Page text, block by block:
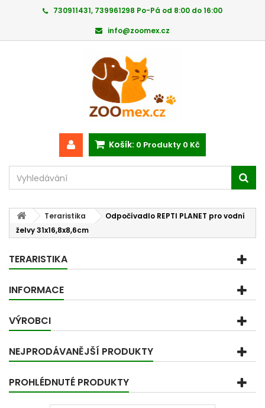
730911431, 739961298 Po-Pá od 8:00 do 16:00
info@zoomex.cz
Košík: 0 Produkty 0 Kč
Teraristika
Odpočívadlo REPTI PLANET pro vodní
želvy 31x16,8x8,6cm
TERARISTIKA
INFORMACE
VÝROBCI
NEJPRODÁVANĚJŠÍ PRODUKTY
PROHLÉDNUTÉ PRODUKTY